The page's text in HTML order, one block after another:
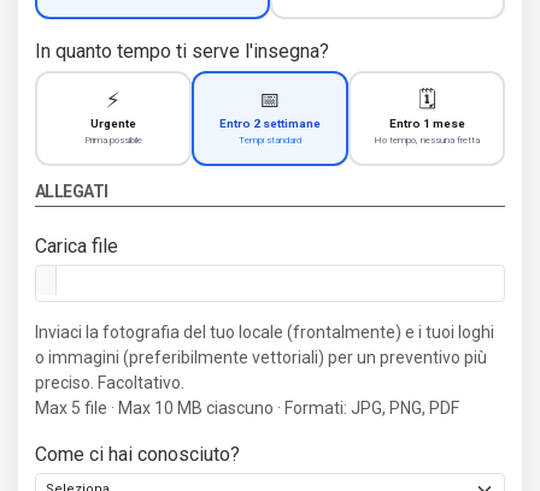
In quanto tempo ti serve l'insegna?
⚡
Urgente
Prima possibile
📅
Entro 2 settimane
Tempi standard
🗓️
Entro 1 mese
Ho tempo, nessuna fretta
ALLEGATI
Carica file
Inviaci la fotografia del tuo locale (frontalmente) e i tuoi loghi
o immagini (preferibilmente vettoriali) per un preventivo più
preciso. Facoltativo.
Max 5 file · Max 10 MB ciascuno · Formati: JPG, PNG, PDF
Come ci hai conosciuto?